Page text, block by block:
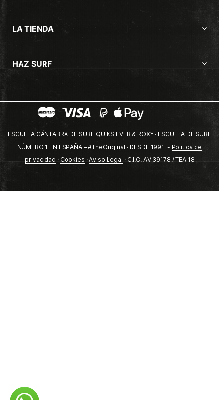
LA TIENDA
HAZ SURF
ESCUELA CÁNTABRA DE SURF QUIKSILVER & ROXY · ESCUELA DE SURF
NÚMERO 1 EN ESPAÑA – #TheOriginal · DESDE 1991 - Politica de
privacidad · Cookies · Aviso Legal · C.I.C. AV 39178 / TEA 18